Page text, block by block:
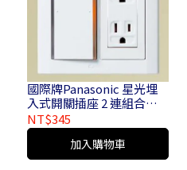
國際牌Panasonic 星光埋
入式開關插座 2 連組合＿
附螢光開關 1 切 2 插110V
接地雙插座雙連 1 開 2 插
110V接地雙插座雙連
WTDFP 4912 K
NT$345
加入購物車